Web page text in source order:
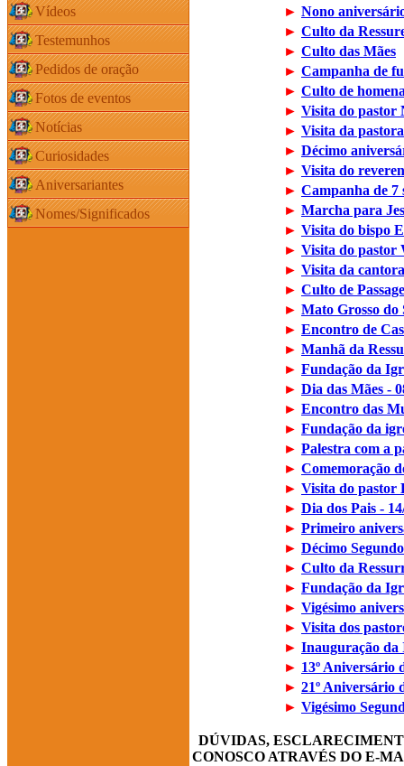
Vídeos
Testemunhos
Pedidos de oração
Fotos de eventos
Notícias
Curiosidades
Aniversariantes
Nomes/Significados
► Nono
► Culto da
► Culto das Mães
► Campanha de
► Culto de
► Visita do pastor
► Visita da
► Décimo
► Visita do
► Campanha de 7
► Marcha para
► Visita do bispo
► Visita do pastor
► Visita da
► Culto de
► Mato Grosso do
► Encontro de
► Manhã da
► Fundação da
► Dia das Mães -
► Encontro das
► Fundação da
► Palestra com a
► Comemoração
► Visita do pastor
► Dia dos Pais -
► Primeiro
► Décimo
► Culto da
► Fundação da
► Vigésimo
► Visita dos
► Inauguração da
► 13º Aniversário
► 21º Aniversário
► Vigésimo
DÚVIDAS,
CONOSCO ATRAVÉS DO E-